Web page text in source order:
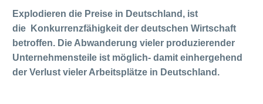
Explodieren die Preise in Deutschland, ist
die Konkurrenzfähigkeit der deutschen Wirtschaft
betroffen. Die Abwanderung vieler produzierender
Unternehmensteile ist möglich- damit einhergehend
der Verlust vieler Arbeitsplätze in Deutschland.